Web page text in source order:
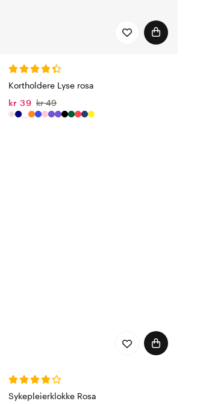
Kortholdere Lyse rosa
kr 39 kr 49
Sykepleierklokke Rosa